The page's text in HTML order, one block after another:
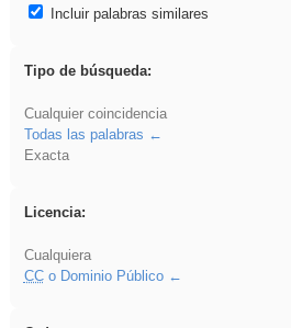
Incluir palabras similares
Tipo de búsqueda:
Cualquier coincidencia
Todas las palabras
Exacta
Licencia:
Cualquiera
CCo Dominio Público